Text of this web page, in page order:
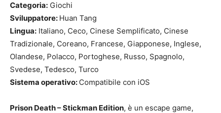
Categoria: Giochi
Sviluppatore: Huan Tang
Lingua: Italiano, Ceco, Cinese Semplificato, Cinese
Tradizionale, Coreano, Francese, Giapponese, Inglese,
Olandese, Polacco, Portoghese, Russo, Spagnolo,
Svedese, Tedesco, Turco
Sistema operativo: Compatibile con iOS
Prison Death – Stickman Edition, è un escape game,